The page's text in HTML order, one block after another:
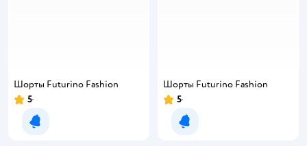
Шорты Futurino Fashion
5
Уведомить о появлении
Шорты Futurino Fashion
5
Уведомить о появлении